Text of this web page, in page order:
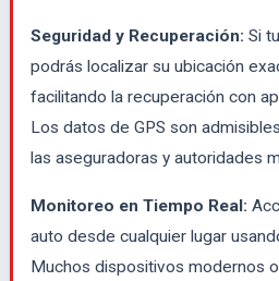
Seguridad y Recuperación: Si
podrás localizar su ubicación
facilitando la recuperación con
Los datos de GPS son
las aseguradoras y autoridades
Monitoreo en Tiempo Real:
auto desde cualquier lugar
Muchos dispositivos modernos